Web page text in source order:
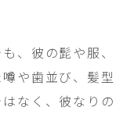
、彼の髭や服
や歯並び、髪
なく、彼なり